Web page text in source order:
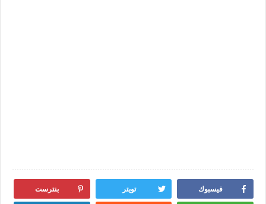
فيسبوك تويتر بنترست